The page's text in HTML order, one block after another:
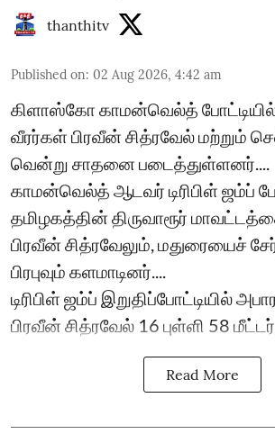
thanthitv
Published on: 02 Aug 2026, 4:42 am
கிளாஸ்கோ காமன்வெல்த்
வீரர்கள் பிரவீன் சித்ரவேல் மற்றும்
வென்று சாதனை படைத்துள்ளனர்....
காமன்வெல்த் ஆடவர் டிரிபிள் ஜம்ப்
தமிழகத்தின் திருவாரூர்
பிரவீன் சித்ரவேலும், மதுரையைச்
பிரபுவும் களமாடினர்....
டிரிபிள் ஜம்ப் இறுதிப்போட்டியில்
பிரவீன் சித்ரவேல் 16 புள்ளி 58
Read More